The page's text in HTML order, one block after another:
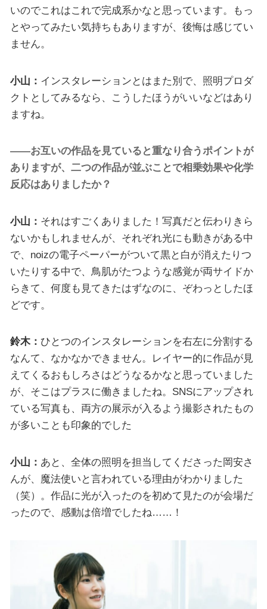
いのでこれはこれで完成系かなと思っています。もっ
とやってみたい気持ちもありますが、後悔は感じてい
ません。
小山： インスタレーションとはまた別で、照明プロダ
クトとしてみるなら、こうしたほうがいいなどはあり
ますね。
——お互いの作品を見ていると重なり合うポイントが
ありますが、二つの作品が並ぶことで相乗効果や化学
反応はありましたか？
小山： それはすごくありました！写真だと伝わりきら
ないかもしれませんが、それぞれ光にも動きがある中
で、noizの電子ペーパーがついて黒と白が消えたりつ
いたりする中で、鳥肌がたつような感覚が両サイドか
らきて、何度も見てきたはずなのに、ぞわっとしたほ
どです。
鈴木： ひとつのインスタレーションを右左に分割する
なんて、なかなかできません。レイヤー的に作品が見
えてくるおもしろさはどうなるかなと思っていました
が、そこはプラスに働きましたね。SNSにアップされ
ている写真も、両方の展示が入るよう撮影されたもの
が多いことも印象的でした
小山： あと、全体の照明を担当してくださった岡安さ
んが、魔法使いと言われている理由がわかりました
（笑）。作品に光が入ったのを初めて見たのが会場だ
ったので、感動は倍増でしたね……！